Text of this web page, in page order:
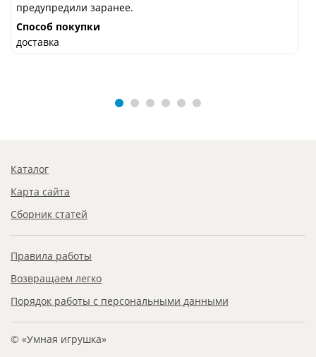
предупредили заранее.
Способ покупки
доставка
Каталог
Карта сайта
Сборник статей
Правила работы
Возвращаем легко
Порядок работы с персональными данными
© «Умная игрушка»